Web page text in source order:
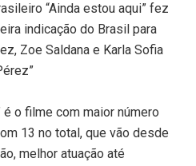
“Ainda estou aqui” fez
indicação do Brasil para
Zoe Saldana e Karla Sofia
é o filme com maior número
13 no total, que vão desde
melhor atuação até